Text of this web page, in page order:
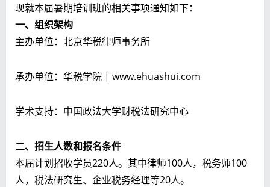
现就本届暑期培训班的相关事项通知如下：
一、组织架构
主办单位：北京华税律师事务所
承办单位：华税学院 | www.ehuashui.com
学术支持：中国政法大学财税法研究中心
二、招生人数和报名条件
本届计划招收学员220人。其中律师100人，税务师100
人，税法研究生、企业税务经理等20人。